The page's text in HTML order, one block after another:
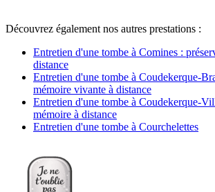
Découvrez également nos autres prestations :
Entretien d'une tombe à Comines :
distance
Entretien d'une tombe à Coudekerque-
mémoire vivante à distance
Entretien d'une tombe à Coudekerque-
mémoire à distance
Entretien d'une tombe à Courchelettes